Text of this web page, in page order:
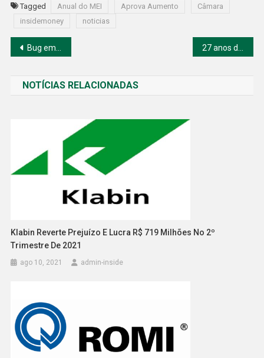
Tagged Anual do MEI Aprova Aumento
Câmara
insidemoney
noticias
Navegação
Post
Bug em nós Bor e Erigon causa atraso temporário de consenso na Polygon
NOTÍCIAS RELACIONADAS
Klabin Reverte Prejuízo E Lucra R$ 719 Milhões No 2º
Trimestre De 2021
ago 10, 2021 admin-inside